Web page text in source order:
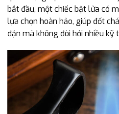
bắt đầu, một chiếc bật lửa có
lựa chọn hoàn hảo, giúp đốt
đặn mà không đòi hỏi nhiều kỹ